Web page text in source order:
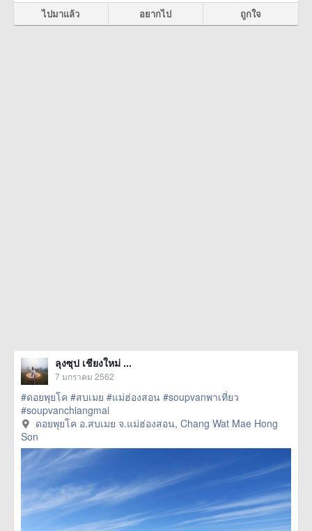
ไปมาแล้ว อยากไป ถูกใจ
ลุงซุป เชียงใหม่ ...
7 มกราคม 2562
#ดอยพุยโค #สบเมย #แม่ฮ่องสอน #soupvanพาเที่ยว
#soupvanchiangmai
ดอยพุยโค อ.สบเมย จ.แม่ฮ่องสอน, Chang Wat Mae Hong
Son